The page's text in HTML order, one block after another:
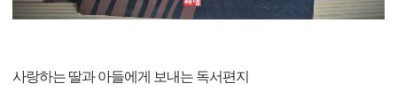
사랑하는 딸과 아들에게 보내는 독서편지